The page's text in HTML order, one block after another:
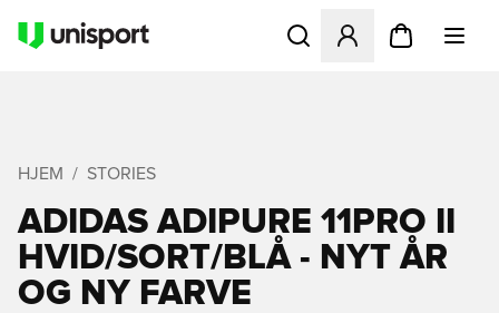
Åbner en Modal til at
HJEM STORIES
ADIDAS ADIPURE 11PRO II
HVID/SORT/BLÅ - NYT ÅR
OG NY FARVE